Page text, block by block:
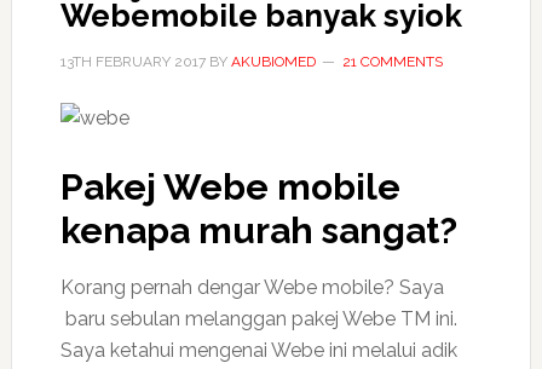
Webemobile banyak syiok
13TH FEBRUARY 2017BY AKUBIOMED 21 COMMENTS
Pakej Webe mobile
kenapa murah sangat?
Korang pernah dengar Webe mobile? Saya
baru sebulan melanggan pakej Webe TM ini.
Saya ketahui mengenai Webe ini melalui adik